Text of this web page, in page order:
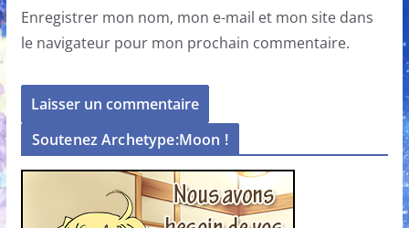
Enregistrer mon nom, mon e-mail et mon site dans
le navigateur pour mon prochain commentaire.
Soutenez Archetype:Moon !